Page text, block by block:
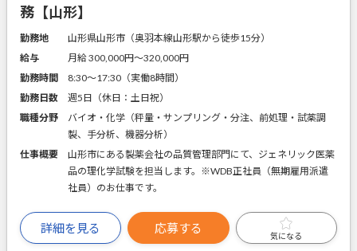
務【山形】
勤務地
山形県山形市（奥羽本線山形駅から徒歩15分）
給与
月給 300,000円〜320,000円
勤務時間
8:30～17:30（実働8時間）
勤務日数
週5日（休日：土日祝）
職種分野
バイオ・化学（秤量・サンプリング・分注、前処理・試薬調
製、手分析、機器分析）
仕事概要
山形市にある製薬会社の品質管理部門にて、ジェネリック医薬
品の理化学試験を担当します。※WDB正社員（無期雇用派遣
社員）のお仕事です。
詳細を見る 応募する
気になる